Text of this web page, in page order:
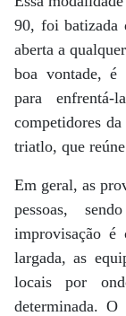
90, foi batizada
aberta a
boa vontade, é
para
competidores
triatlo, que
Em geral, as
pessoas,
improvisação é
largada, as
locais por
determinada.